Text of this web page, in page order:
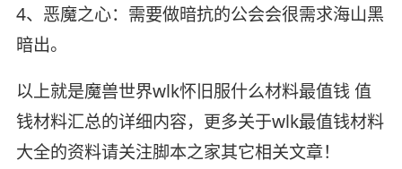
4、恶魔之心：需要做暗抗的公会会很需求海山黑
暗出。
以上就是魔兽世界wlk怀旧服什么材料最值钱 值
钱材料汇总的详细内容，更多关于wlk最值钱材料
大全的资料请关注脚本之家其它相关文章！